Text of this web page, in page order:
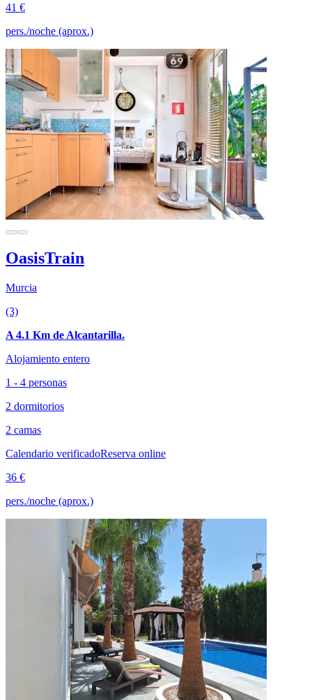
41 €
pers./noche (aprox.)
OasisTrain
Murcia
(3)
A 4.1 Km de Alcantarilla.
Alojamiento entero
1 - 4 personas
2 dormitorios
2 camas
Calendario verificadoReserva online
36 €
pers./noche (aprox.)